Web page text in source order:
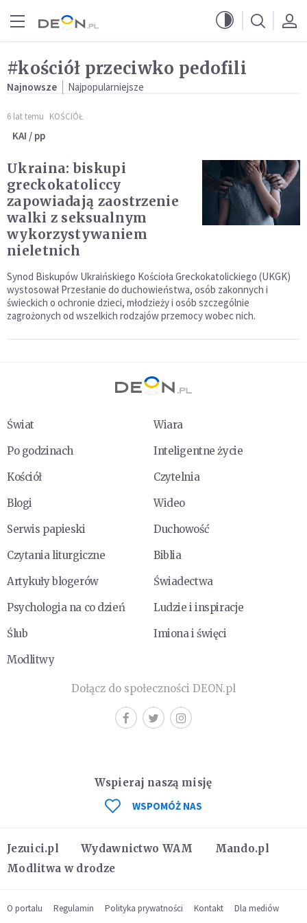
#kościół przeciwko pedofili
Najnowsze Najpopularniejsze
6 lat temu KOŚCIÓŁ
KAI / pp
Ukraina: biskupi
greckokatoliccy
zapowiadają zaostrzenie
walki z seksualnym
wykorzystywaniem
nieletnich
Synod Biskupów Ukraińskiego Kościoła Greckokatolickiego (UKGK)
wystosował Przesłanie do duchowieństwa, osób zakonnych i
świeckich o ochronie dzieci, młodzieży i osób szczególnie
zagrożonych od wszelkich rodzajów przemocy wobec nich.
Świat
Wiara
Po godzinach
Inteligentne życie
Kościół
Czytelnia
Blogi
Wideo
Serwis papieski
Duchowość
Czytania liturgiczne
Biblia
Artykuły blogerów
Świadectwa
Psychologia na co dzień
Ludzie i inspiracje
Ślub
Imiona i święci
Modlitwy
Dołącz do społeczności DEON.pl
Jezuici.pl Wydawnictwo WAM
Mando.pl
Modlitwa w drodze
Wspieraj naszą misję
WSPOMÓŻ NAS
O portalu Regulamin Polityka prywatności Kontakt
Dla mediów